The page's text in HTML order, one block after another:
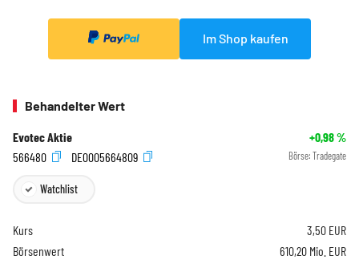
Im Shop kaufen
Behandelter Wert
Evotec Aktie +0,98%
566480
DE0005664809 Börse: Tradegate
Watchlist
Kurs 3,50 EUR
Börsenwert
610,20 Mio. EUR